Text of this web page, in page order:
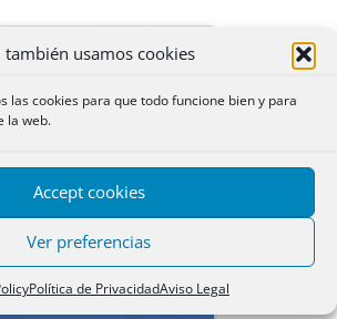
también usamos cookies
las cookies para que todo funcione bien y para
la web.
Accept cookies
Ver preferencias
Política de PrivacidadAviso Legal